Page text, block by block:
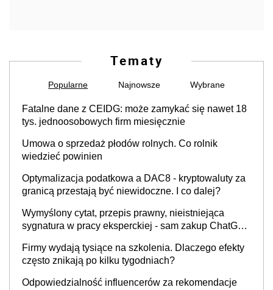
Tematy
Popularne Najnowsze Wybrane
Fatalne dane z CEIDG: może zamykać się nawet 18
tys. jednoosobowych firm miesięcznie
Umowa o sprzedaż płodów rolnych. Co rolnik
wiedzieć powinien
Optymalizacja podatkowa a DAC8 - kryptowaluty za
granicą przestają być niewidoczne. I co dalej?
Wymyślony cytat, przepis prawny, nieistniejąca
sygnatura w pracy eksperckiej - sam zakup ChatGPT
Firmy wydają tysiące na szkolenia. Dlaczego efekty
często znikają po kilku tygodniach?
Odpowiedzialność influencerów za rekomendacje